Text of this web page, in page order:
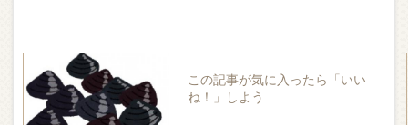
この記事が気に入ったら「いい
ね！」しよう